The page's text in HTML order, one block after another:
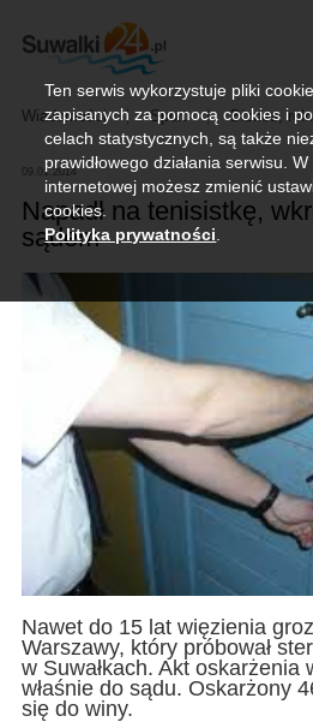
Wiadomości Sport Biznes,
09.01.2014
Napadł na tenisistkę,
sądem
Nawet do 15 lat więzienia
Warszawy, który próbował
w Suwałkach. Akt oskarżenia
właśnie do sądu. Oskarżony
się do winy.
Ten serwis wykorzystuje pliki
zapisanych za pomocą cookies i
celach statystycznych, są także
prawidłowego działania serwisu.
internetowej możesz zmienić
cookies.
Polityka prywatności